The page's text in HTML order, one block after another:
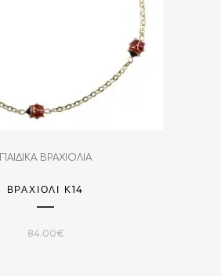
ΠΑΙΔΙΚΑ ΒΡΑΧΙΟΛΙΑ
ΒΡΑΧΙΌΛΙ Κ14
84.00€